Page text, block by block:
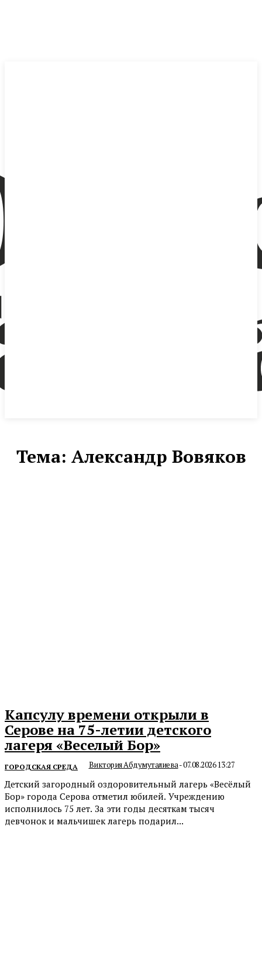
Тема: Александр Вовяков
Капсулу времени открыли в
Серове на 75-летии детского
лагеря «Веселый Бор»
ГОРОДСКАЯ СРЕДА Виктория Абдумуталиева-07.08.2026 13:27
Детский загородный оздоровительный лагерь «Весёлый
Бор» города Серова отметил юбилей. Учреждению
исполнилось 75 лет. За эти годы десяткам тысяч
девчонок и мальчишек лагерь подарил...